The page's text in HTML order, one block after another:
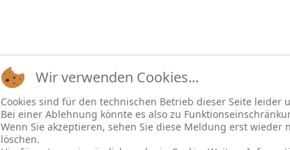
Wir verwenden Cookies...
Cookies sind für den technischen Betrieb dieser Seite leider
Bei einer Ablehnung könnte es also zu
Wenn Sie akzeptieren, sehen Sie diese Meldung erst wieder
löschen.